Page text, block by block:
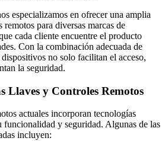
especializamos en ofrecer una amplia
para diversas marcas de
cada cliente encuentre el producto
Con la combinación adecuada de
no solo facilitan el acceso,
la seguridad.
Llaves y Controles Remotos
actuales incorporan tecnologías
funcionalidad y seguridad. Algunas de las
incluyen: